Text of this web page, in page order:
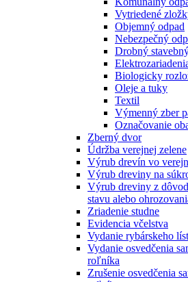
Vytriedené
Objemný odpad
Nebezpečný
Drobný
Biologicky
Oleje a tuky
Textil
Výmenný zber
Označovanie
Zberný dvor
Údržba verejnej zelene
Výrub drevín vo
Výrub dreviny na
Výrub dreviny z
stavu alebo
Zriadenie studne
Evidencia včelstva
Vydanie rybárskeho
Vydanie osvedčenia
roľníka
Zrušenie osvedčenia